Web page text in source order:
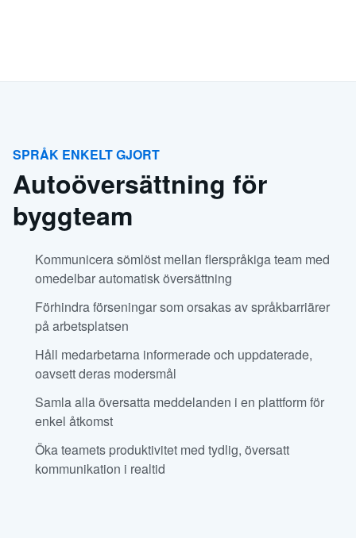
SPRÅK ENKELT GJORT
Autoöversättning för
byggteam
Kommunicera sömlöst mellan flerspråkiga team med
omedelbar automatisk översättning
Förhindra förseningar som orsakas av språkbarriärer
på arbetsplatsen
Håll medarbetarna informerade och uppdaterade,
oavsett deras modersmål
Samla alla översatta meddelanden i en plattform för
enkel åtkomst
Öka teamets produktivitet med tydlig, översatt
kommunikation i realtid